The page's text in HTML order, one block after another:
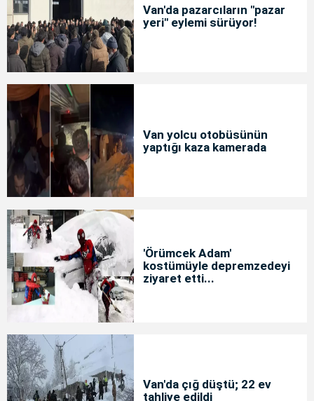
Van'da pazarcıların "pazar
yeri" eylemi sürüyor!
Van yolcu otobüsünün
yaptığı kaza kamerada
'Örümcek Adam'
kostümüyle depremzedeyi
ziyaret etti...
Van'da çığ düştü; 22 ev
tahliye edildi